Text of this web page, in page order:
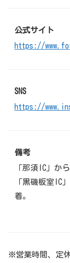
公式サイト
https://
SNS
https://
備考
「那須IC」か
「黒磯板室IC
着。
※営業時間、定